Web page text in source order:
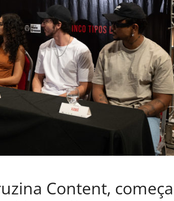
Content, começa